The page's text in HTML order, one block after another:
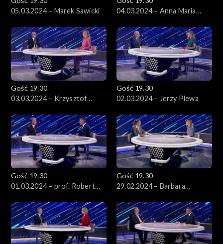
05.03.2024 – Marek Sawicki
04.03.2024 – Anna Maria
Gość 19.30
03.03.2024 – Krzysztof
Gość 19.30
02.03.2024 – Jerzy Plewa
Gość 19.30
01.03.2024 – prof. Robert
Gość 19.30
29.02.2024 – Barbara